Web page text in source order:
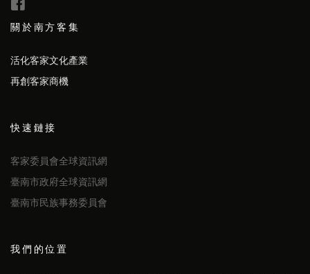
關於南方客集
活化客家文化產業
再創客家商機
快速鏈接
客家委員會全球資訊網
臺南市政府全球資訊網
臺南市民族事務委員會
我們的位置